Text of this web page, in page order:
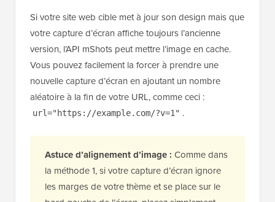
Si votre site web cible met à jour son design mais que
votre capture d’écran affiche toujours l’ancienne
version, l’API mShots peut mettre l’image en cache.
Vous pouvez facilement la forcer à prendre une
nouvelle capture d’écran en ajoutant un nombre
aléatoire à la fin de votre URL, comme ceci :
url="https://example.com/?v=1" .
Astuce d’alignement d’image : Comme dans
la méthode 1, si votre capture d’écran ignore
les marges de votre thème et se place sur le